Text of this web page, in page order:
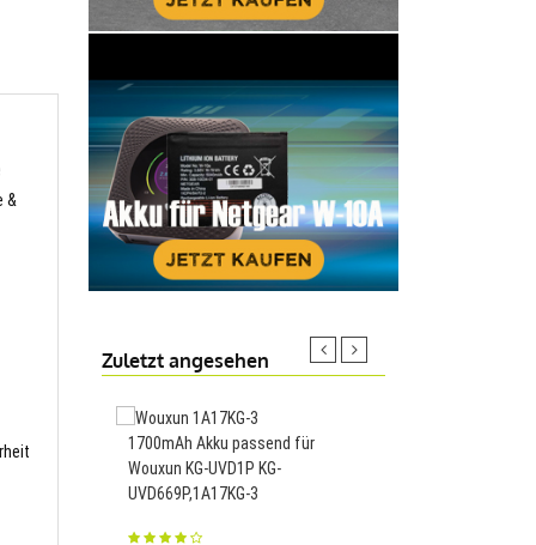
&
Zuletzt angesehen
1700mAh Akku passend für
Wouxun KG-UVD1P KG-
UVD669P,1A17KG-3